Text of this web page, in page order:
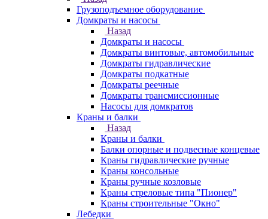
Грузоподъемное оборудование
Домкраты и насосы
Назад
Домкраты и насосы
Домкраты винтовые, автомобильные
Домкраты гидравлические
Домкраты подкатные
Домкраты реечные
Домкраты трансмиссионные
Насосы для домкратов
Краны и балки
Назад
Краны и балки
Балки опорные и подвесные концевые
Краны гидравлические ручные
Краны консольные
Краны ручные козловые
Краны стреловые типа "Пионер"
Краны строительные "Окно"
Лебедки